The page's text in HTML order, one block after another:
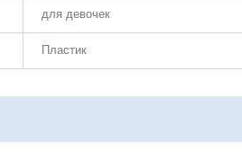
для девочек
Пластик